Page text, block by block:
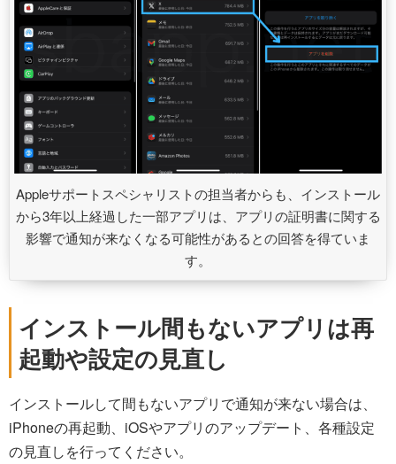
Appleサポートスペシャリストの担当者からも、インストール
から3年以上経過した一部アプリは、アプリの証明書に関する
影響で通知が来なくなる可能性があるとの回答を得ていま
す。
インストール間もないアプリは再
起動や設定の見直し
インストールして間もないアプリで通知が来ない場合は、
iPhoneの再起動、iOSやアプリのアップデート、各種設定
の見直しを行ってください。